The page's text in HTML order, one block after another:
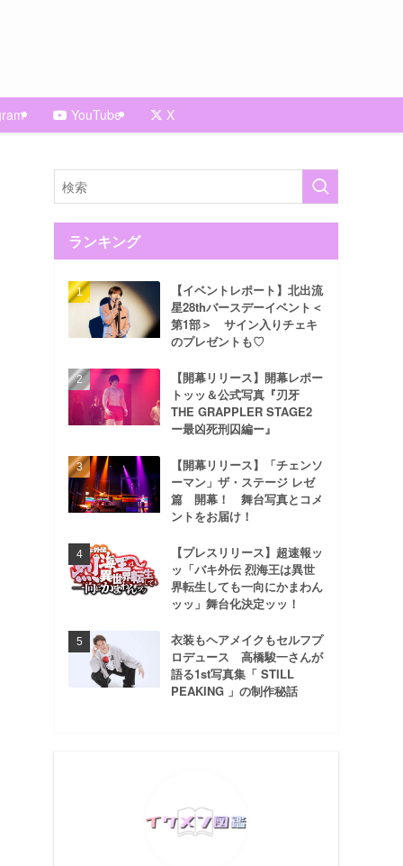
YouTube X
ランキング
【イベントレポート】北出流
星28thバースデーイベント＜
第1部＞ サイン入りチェキ
のプレゼントも♡
【開幕リリース】開幕レポー
トッッ＆公式写真『刃牙
THE GRAPPLER STAGE2
ー最凶死刑囚編ー』
【開幕リリース】「チェンソ
ーマン」ザ・ステージ レゼ
篇 開幕！ 舞台写真とコメ
ントをお届け！
【プレスリリース】超速報ッ
ッ「バキ外伝 烈海王は異世
界転生しても一向にかまわん
ッッ」舞台化決定ッッ！
衣装もヘアメイクもセルフプ
ロデュース 高橋駿一さんが
語る1st写真集「 STILL
PEAKING 」の制作秘話